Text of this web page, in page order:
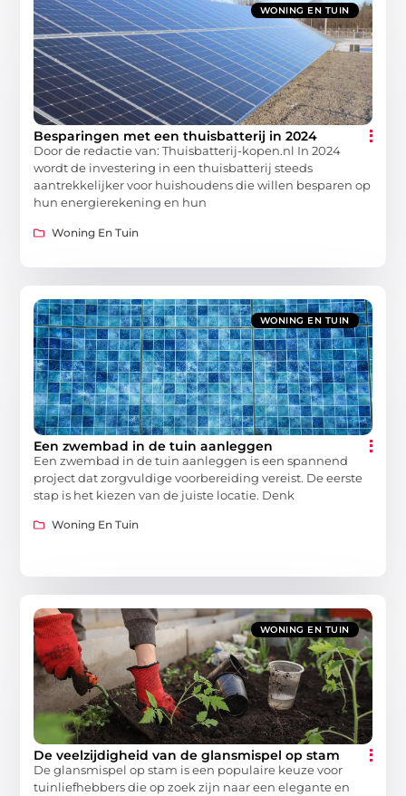
WONING EN TUIN
Besparingen met een thuisbatterij in 2024
Door de redactie van: Thuisbatterij-kopen.nl In 2024
wordt de investering in een thuisbatterij steeds
aantrekkelijker voor huishoudens die willen besparen op
hun energierekening en hun
Woning En Tuin
WONING EN TUIN
Een zwembad in de tuin aanleggen
Een zwembad in de tuin aanleggen is een spannend
project dat zorgvuldige voorbereiding vereist. De eerste
stap is het kiezen van de juiste locatie. Denk
Woning En Tuin
WONING EN TUIN
De veelzijdigheid van de glansmispel op stam
De glansmispel op stam is een populaire keuze voor
tuinliefhebbers die op zoek zijn naar een elegante en